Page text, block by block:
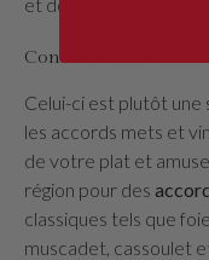
Considérer des
Celui-ci est plutôt une
les accords mets et
de votre plat et
région pour des
classiques tels que
muscadet, cassoulet